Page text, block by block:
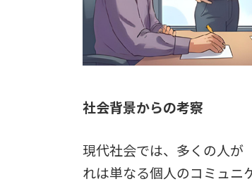
社会背景からの考察
現代社会では、多くの人が
れは単なる個人のコミュニ